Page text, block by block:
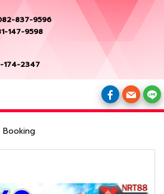
837-9596
147-9598
174-2347
Booking